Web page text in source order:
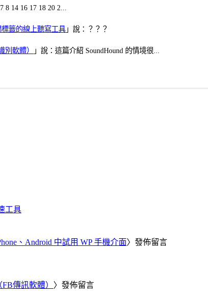
8 14 16 17 18 20 2...
籤的線上聽寫工具 」說：？？？
別軟體） 」說：這篇介紹 SoundHound 的情境很...
工具
、Android 中試用 WP 手機介面〉發佈留言
傳訊軟體） 〉發佈留言